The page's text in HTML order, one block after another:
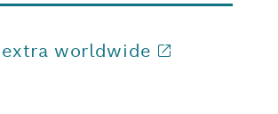
extra worldwide